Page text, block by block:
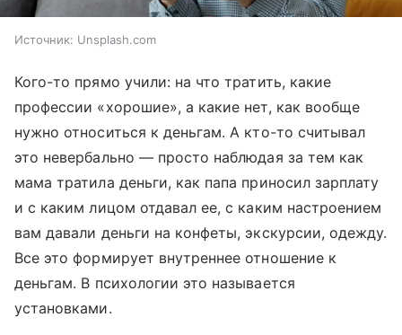
Источник: Unsplash.com
Кого-то прямо учили: на что тратить, какие
профессии «хорошие», а какие нет, как вообще
нужно относиться к деньгам. А кто-то считывал
это невербально — просто наблюдая за тем как
мама тратила деньги, как папа приносил зарплату
и с каким лицом отдавал ее, с каким настроением
вам давали деньги на конфеты, экскурсии, одежду.
Все это формирует внутреннее отношение к
деньгам. В психологии это называется
установками.